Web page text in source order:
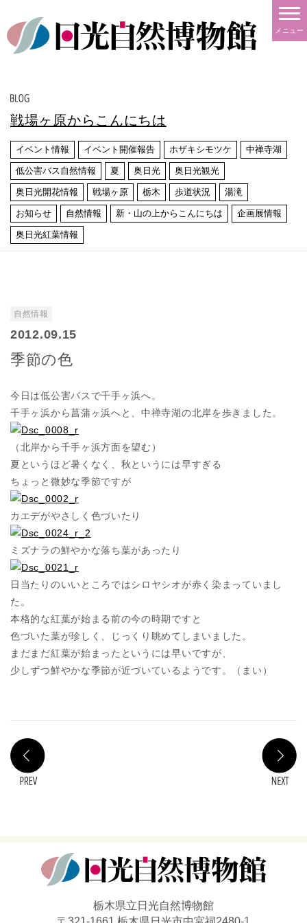
メニュー
戦場ヶ原からこんにちは
イベント情報 イベント開催報告 ホザキシモツケ 中禅寺湖
低公害バス自然情報 夏 奥日光 奥日光観光
奥日光開花情報 戦場ヶ原 栃木 歩道状況 湯滝
お知らせ 自然情報 新・山の上からこんにちは 企画展情報
奥日光紅葉情報
自然情報
2012.09.15
季節の色
今日は低公害バスで千手ヶ浜へ。
千手ヶ浜から菖蒲ヶ浜へと、中禅寺湖の北岸を歩きました。
（北岸から千手ヶ浜方面を望む）
夏というほど暑くなく、秋というには早すぎる
ちょっと微妙な季節ですが
カエデがやさしく色づいたり
ミズナラの鮮やかな落ち葉があったり
日当たりのいいところではシロヤシオが赤く染まっていまし
た。
本格的な紅葉が始まる前の今の時期ですと
色づいた葉が珍しく、じっくり眺めてしまいました。
まだまだ紅葉が始まったというには早いですが、
少しずつ鮮やかな季節が近づいているようです。（まい）
栃木県立日光自然博物館